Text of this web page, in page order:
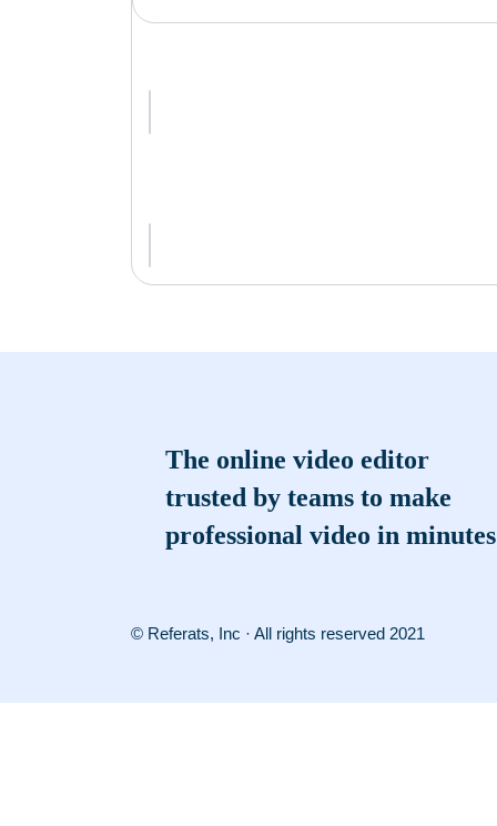
The online video editor
trusted by teams to make
professional video in minutes
© Referats, Inc · All rights reserved 2021